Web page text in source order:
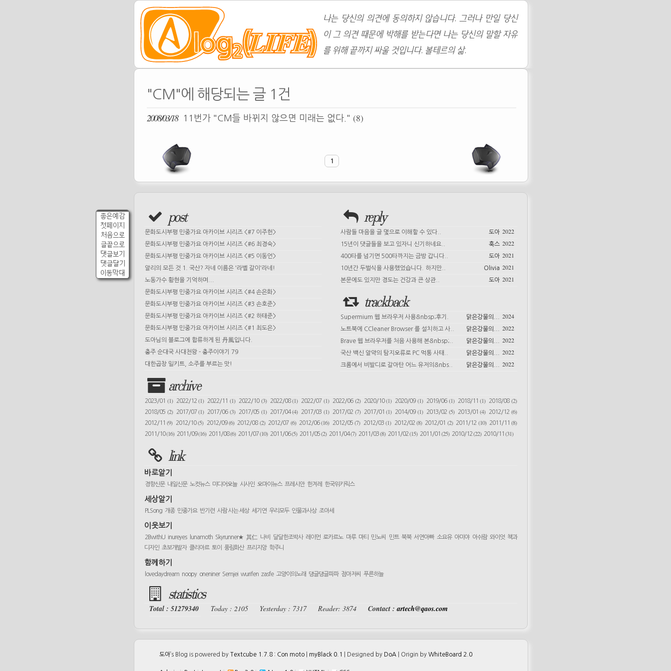
나는 당신의 의견에 동의하지 않습니다. 그러나 만일 당신
이 그 의견 때문에 박해를 받는다면 나는 당신의 말할 자유
를 위해 끝까지 싸울 것입니다. 볼테르의 삶.
좋은예감
첫페이지
처음으로
글끝으로
댓글보기
댓글달기
이동막대
"CM"에 해당되는 글 1건
2008/03/18 11번가 "CM들 바뀌지 않으면 미래는 없다." (8)
1
post
문화도시부평 민중가요 아카이브 시리즈 <#7 이주헌>
문화도시부평 민중가요 아카이브 시리즈 <#6 최경숙>
문화도시부평 민중가요 아카이브 시리즈 <#5 이동언>
알리의 모든 것 1. 국산? 자네 이름은 '라벨 갈이'라네!
노동가수 황현을 기억하며...
문화도시부평 민중가요 아카이브 시리즈 <#4 손은화>
문화도시부평 민중가요 아카이브 시리즈 <#3 손호준>
문화도시부평 민중가요 아카이브 시리즈 <#2 하태준>
문화도시부평 민중가요 아카이브 시리즈 <#1 최도은>
도아님의 블로그에 합류하게 된 丹風입니다.
충주 순대국 사대천왕 - 충주이야기 79
대한곱창 밀키트, 소주를 부르는 맛!
reply
사람들 마음을 글 몇으로 이해할 수 있다.. 2022
도아
15년이 댓글들을 보고 있자니 신기하네요..
2022
훅스
400타를 넘기면 500타까지는 금방 갑니다..
2021
도아
10년간 두벌식을 사용했었습니다. 하지만..
2021
Olivia
본문에도 있지만 경도는 건강과 큰 상관..
2021
도아
trackback
Supermium 웹 브라우저 사용&nbsp;후기. 2024
맑은강물의...
노트북에 CCleaner Browser 를 설치하고 사..
2022
맑은강물의...
Brave 웹 브라우저를 처음 사용해 본&nbsp;..
2022
맑은강물의...
국산 백신 알약의 탐지오류로 PC 먹통 사태..
2022
맑은강물의...
크롬에서 비발디로 갈아탄 어느 유저의&nbs..
2022
맑은강물의...
archive
2023/01 (1) 2022/12(1) 2022/11(1) 2022/10 (3) 2022/08(1) 2022/07(1) 2022/06 (2) 2020/10(1) 2020/09(1) 2019/06 (1) 2018/11(1) 2018/08(2)
2018/05 (2) 2017/07(1) 2017/06(3) 2017/05 (1) 2017/04(4) 2017/03(1) 2017/02 (7) 2017/01(1) 2014/09(1) 2013/02 (5) 2013/01(4) 2012/12(6)
2012/11(9) 2012/10(5) 2012/09(6) 2012/08 (2) 2012/07 (6) 2012/06(16) 2012/05(7) 2012/03(1) 2012/02 (8) 2012/01 (2) 2011/12 (10) 2011/11(8)
2011/10(16) 2011/09(16) 2011/08(6) 2011/07(10) 2011/06(5) 2011/05(2) 2011/04(7) 2011/03(8) 2011/02(15) 2011/01 (25) 2010/12(22) 2010/11 (31)
link
바로알기
경향신문 내일신문 노컷뉴스 미디어오늘 시사인 오마이뉴스 프레시안 한겨레 한국위키릭스
세상알기
PLSong 개종 민중가요 반기련 사람 사는 세상 세기연 우리모두 인물과사상 조아세
이웃보기
2BwithU inureyes lunamoth Skyrunner★ 其仁 나비 달달한조박사 레이먼 로카르노 마루 마티 민노씨 민트 북북 서연아빠 소요유 아미야 아쉬람 와이엇 책과
디자인 초보개발자 클리아르 토이 풍림화산 프리지앙 학주니
함께하기
lovedaydream noopy oneniner Semjei wurifen zasfe 고양이의노래 댕글댕글파파 점아저씨 푸른하늘
statistics
Total : 51279340 Today : 2105 Yesterday : 7317 Reader: 3874 Contact :artech@qaos.com
도아’s Blog is powered by Textcube 1.7.8 : Con moto myBlack 0.1 | Designed by DoA | Origin by WhiteBoard 2.0